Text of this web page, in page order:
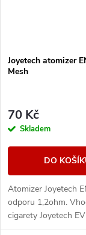
Joyetech atomizer
Mesh
70 Kč
Skladem
DO
Atomizer Joyetech
odporu 1,2ohm.
cigarety Joyetech
Box, Uwell Caliburn